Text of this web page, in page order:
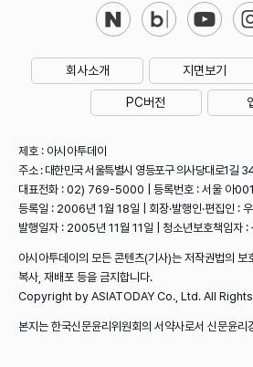
회사소개 지면보기
PC버전
제호 : 아시아투데이
주소 : 대한민국 서울특별시 영등포구 의사당대로1길
대표전화 : 02) 769-5000 | 등록번호 : 서울 아
등록일 : 2006년 1월 18일 | 회장·발행인·편집인 :
발행일자 : 2005년 11월 11일 | 청소년보호책임자 :
아시아투데이의 모든 콘텐츠(기사)는 저작권법의 보
복사, 재배포 등을 금지합니다.
Copyright by ASIATODAY Co., Ltd. All
본지는 한국신문윤리위원회의 서약사로서 신문윤리